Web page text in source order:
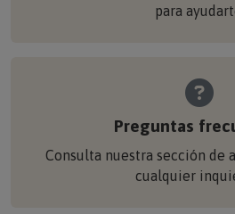
para
Preguntas
Consulta nuestra sección de
cualquier